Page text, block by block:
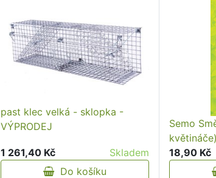
past klec velká - sklopka -
VÝPRODEJ
1 261,40 Kč
Skladem
Do košíku
Semo
18,90 Kč